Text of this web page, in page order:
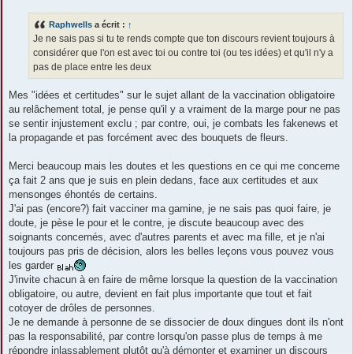
Raphwells a écrit : ↑
Je ne sais pas si tu te rends compte que ton discours revient toujours à
considérer que l'on est avec toi ou contre toi (ou tes idées) et qu'il n'y a
pas de place entre les deux
Mes "idées et certitudes" sur le sujet allant de la vaccination obligatoire
au relâchement total, je pense qu'il y a vraiment de la marge pour ne pas
se sentir injustement exclu ; par contre, oui, je combats les fakenews et
la propagande et pas forcément avec des bouquets de fleurs.
Merci beaucoup mais les doutes et les questions en ce qui me concerne
ça fait 2 ans que je suis en plein dedans, face aux certitudes et aux
mensonges éhontés de certains.
J'ai pas (encore?) fait vacciner ma gamine, je ne sais pas quoi faire, je
doute, je pèse le pour et le contre, je discute beaucoup avec des
soignants concernés, avec d'autres parents et avec ma fille, et je n'ai
toujours pas pris de décision, alors les belles leçons vous pouvez vous
les garder
J'invite chacun à en faire de même lorsque la question de la vaccination
obligatoire, ou autre, devient en fait plus importante que tout et fait
cotoyer de drôles de personnes.
Je ne demande à personne de se dissocier de doux dingues dont ils n'ont
pas la responsabilité, par contre lorsqu'on passe plus de temps à me
répondre inlassablement plutôt qu'à démonter et examiner un discours